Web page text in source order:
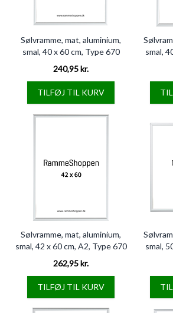
Sølvramme, mat, aluminium,
smal, 40 x 60 cm, Type 670
240,95 kr.
TILFØJ TIL KURV
smal,
Sølvramme, mat, aluminium,
smal, 42 x 60 cm, A2, Type 670
262,95 kr.
TILFØJ TIL KURV
smal,